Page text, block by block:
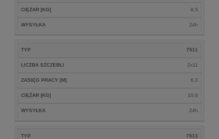
CIĘŻAR [KG] 8,5
WYSYŁKA 24h
TYP 7511
LICZBA SZCZEBLI 2x11
ZASIĘG PRACY [M] 6,3
CIĘŻAR [KG] 10,6
WYSYŁKA 24h
TYP 7513